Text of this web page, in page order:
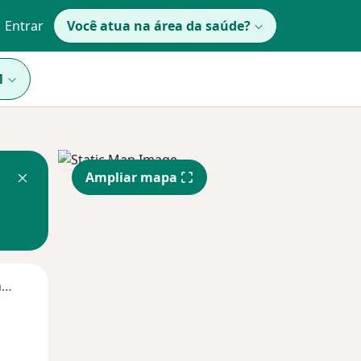
Entrar Você atua na área da saúde?
Segunda-feira
Ampliar mapa